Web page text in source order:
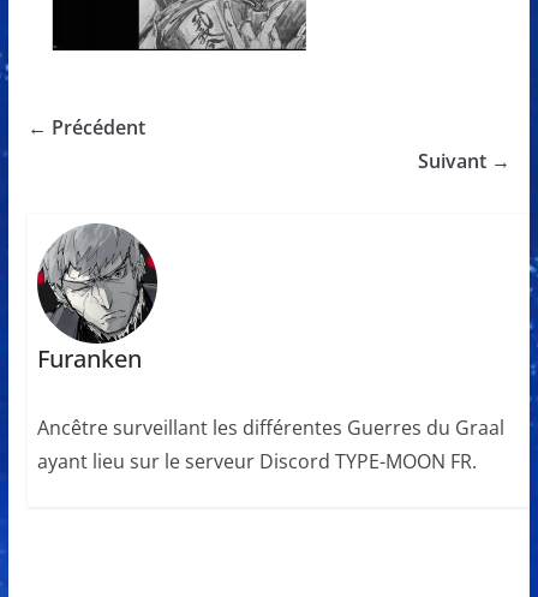
← Précédent
Suivant →
Furanken
Ancêtre surveillant les différentes Guerres du Graal
ayant lieu sur le serveur Discord TYPE-MOON FR.